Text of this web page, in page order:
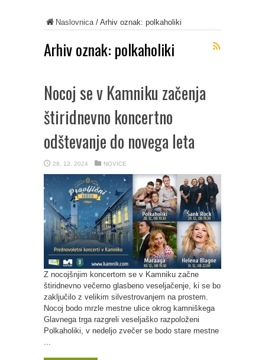
Naslovnica/ Arhiv oznak: polkaholiki
Arhiv oznak: polkaholiki
Nocoj se v Kamniku začenja
štiridnevno koncertno
odštevanje do novega leta
28. 12. 2024 NOVICE
Z nocojšnjim koncertom se v Kamniku začne
štiridnevno večerno glasbeno veseljačenje, ki se bo
zaključilo z velikim silvestrovanjem na prostem.
Nocoj bodo mrzle mestne ulice okrog kamniškega
Glavnega trga razgreli veseljaško razpoloženi
Polkaholiki, v nedeljo zvečer se bodo stare mestne
...